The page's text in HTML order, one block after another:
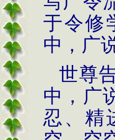
于令修
中，广
世尊
中，广
忍、精